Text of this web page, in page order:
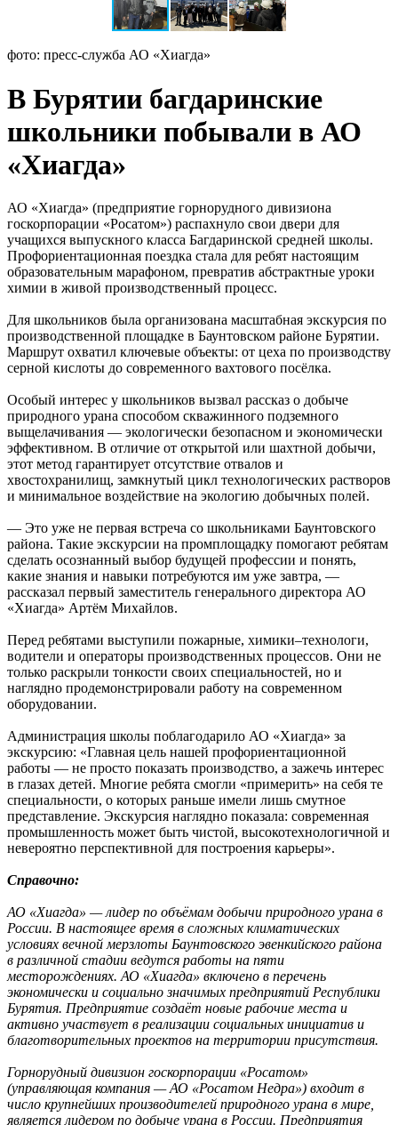
фото: пресс-служба АО «Хиагда»
В Бурятии багдаринские
школьники побывали в АО
«Хиагда»
АО «Хиагда» (предприятие горнорудного дивизиона
госкорпорации «Росатом») распахнуло свои двери для
учащихся выпускного класса Багдаринской средней школы.
Профориентационная поездка стала для ребят настоящим
образовательным марафоном, превратив абстрактные уроки
химии в живой производственный процесс.
Для школьников была организована масштабная экскурсия по
производственной площадке в Баунтовском районе Бурятии.
Маршрут охватил ключевые объекты: от цеха по производству
серной кислоты до современного вахтового посёлка.
Особый интерес у школьников вызвал рассказ о добыче
природного урана способом скважинного подземного
выщелачивания — экологически безопасном и экономически
эффективном. В отличие от открытой или шахтной добычи,
этот метод гарантирует отсутствие отвалов и
хвостохранилищ, замкнутый цикл технологических растворов
и минимальное воздействие на экологию добычных полей.
— Это уже не первая встреча со школьниками Баунтовского
района. Такие экскурсии на промплощадку помогают ребятам
сделать осознанный выбор будущей профессии и понять,
какие знания и навыки потребуются им уже завтра, —
рассказал первый заместитель генерального директора АО
«Хиагда» Артём Михайлов.
Перед ребятами выступили пожарные, химики–технологи,
водители и операторы производственных процессов. Они не
только раскрыли тонкости своих специальностей, но и
наглядно продемонстрировали работу на современном
оборудовании.
Администрация школы поблагодарило АО «Хиагда» за
экскурсию: «Главная цель нашей профориентационной
работы — не просто показать производство, а зажечь интерес
в глазах детей. Многие ребята смогли «примерить» на себя те
специальности, о которых раньше имели лишь смутное
представление. Экскурсия наглядно показала: современная
промышленность может быть чистой, высокотехнологичной и
невероятно перспективной для построения карьеры».
Справочно:
АО «Хиагда» — лидер по объёмам добычи природного урана в
России. В настоящее время в сложных климатических
условиях вечной мерзлоты Баунтовского эвенкийского района
в различной стадии ведутся работы на пяти
месторождениях. АО «Хиагда» включено в перечень
экономически и социально значимых предприятий Республики
Бурятия. Предприятие создаёт новые рабочие места и
активно участвует в реализации социальных инициатив и
благотворительных проектов на территории присутствия.
Горнорудный дивизион госкорпорации «Росатом»
(управляющая компания — АО «Росатом Недра») входит в
число крупнейших производителей природного урана в мире,
является лидером по добыче урана в России. Предприятия